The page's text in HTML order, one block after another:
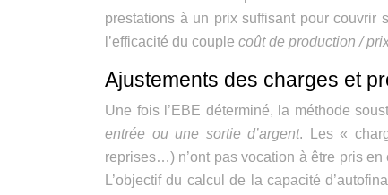
prestations à un prix suffisant pour couvrir
l’efficacité du couple coût de production /
Ajustements des charges et
Une fois l’EBE déterminé, la méthode
entrée ou une sortie d’argent. Les «
reprises…) n’ont pas vocation à être pris
L’objectif du calcul de la capacité